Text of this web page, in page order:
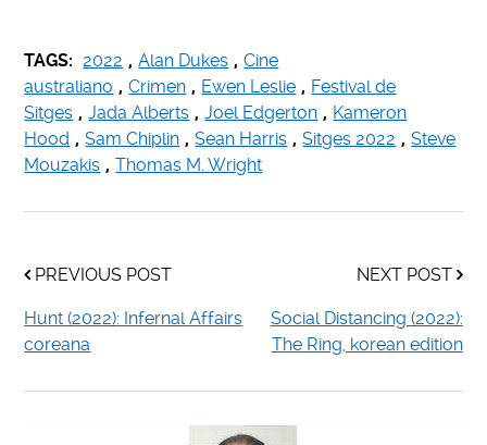
TAGS: 2022 , Alan Dukes , Cine
australiano , Crimen , Ewen Leslie , Festival de
Sitges , Jada Alberts , Joel Edgerton , Kameron
Hood , Sam Chiplin , Sean Harris , Sitges 2022 , Steve
Mouzakis , Thomas M. Wright
PREVIOUS POST
Hunt (2022): Infernal Affairs
coreana
NEXT POST
Social Distancing (2022):
The Ring, korean edition